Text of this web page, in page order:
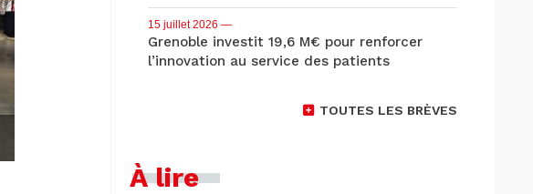
15 juillet 2026 —
Grenoble investit 19,6 M€ pour renforcer
l’innovation au service des patients
TOUTES LES BRÈVES
À lire